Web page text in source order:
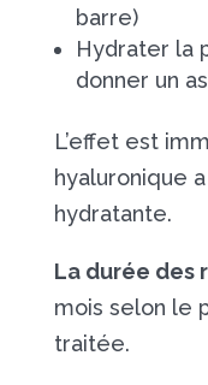
barre)
Hydrater la
donner un
L’effet est
hyaluronique
hydratante.
La durée des
mois selon le
traitée.